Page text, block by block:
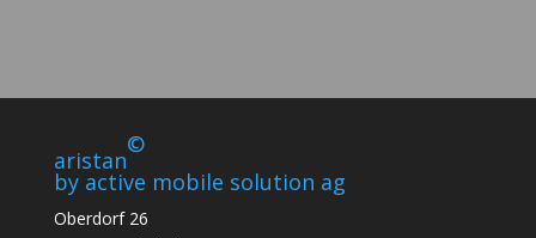
aristan
©
by active mobile solution ag
Oberdorf 26